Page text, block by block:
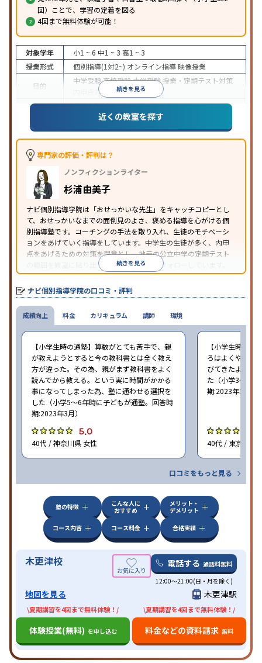
回）ことで、学習の定着を図る
4回まで無料体験が可能！
続きを見る
対象学年 小1 ~ 6 中1 ~ 3 高1 ~ 3
授業形式
個別指導(1対2~) オンライン指導映像授業
目的
中学受験高校受験大学受験 授業・定期テスト対策
内申点対策
学習習慣の定着
成績保証制度あり授業の振替可能オンライン対応
1科目から受講可能季節講習のみの受講可
※2023年3月調査。小学校高学年の個別指導塾アンケート調査方法を参
近くの教室を探す
専門家の評価・評判は？
ノンフィクションライター
杉浦由美子
ナビ個別指導学院は「おせっかいな先生」をキャッチコピーとし
て、おせっかいなまでの面倒見のよさ、褒める指導を心がける個
別指導塾です。コーチングの手法を取り入れ、生徒のモチベーシ
ョンをあげていく指導をしています。中学生の生徒が多く、内申
点をあげるための対策を得意とし、地元の公立中学の定期テスト
の範囲を教室に貼り出すなど手厚く学習をフォローしています。
オリジナルテキストを使用しており、特に英語は各教科書に合わ
せたテキストを使った「先取り学習」で理解度を深められます。
続きを見る
ナビ個別指導学院の口コミ・評判
成績向上
【小学生時の通塾】算数がとても苦手で、親
が教えようとすると今の教科書とは全く教え
方が違った。その為、親がまず教科書をよく
読んでから教える。という実に時間がかかる
事になってしまった為、塾に通わせる選択を
した（小学5〜6年時に子どもが通塾。回答時
期:2023年3月）
5.0
40代 / 神奈川県 女性
【小学生時の通
ろはよくやり方
びてきたようで
た（小学3〜6年
期:2023年3月）
40代 / 東京都 女
口コミをもっと見る
料金 カリキュラム 講師 環境
塾の特徴
こんな人に
おすすめ
メリット・
デメリット
コース内容
コース料金 合格実績
木更津校 電話する 通話料無料
12:00～21:00(日・月を除く)
地図を見る 木更津駅
\夏期講習を4回まで無料体験！/
体験授業(無料) を申し込む
\夏期講習を4回まで無料体験！/
料金などの資料請求 無料